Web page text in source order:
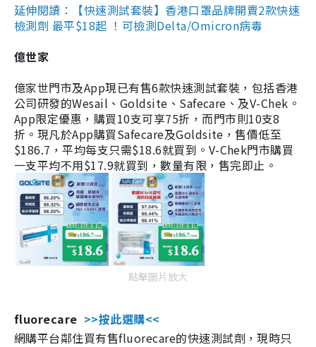
延伸閱讀：【快速測試套裝】香港口罩品牌開賣2款快速
檢測劑 最平$18起 ！可檢測Delta/Omicron病毒
億世家
億家世門市及App現已有售6款快速測試套裝，包括香港
公司研發的Wesail、Goldsite、Safecare、及V-Chek。
App限定優惠，購買10支可享75折，而門市則10支8
折。現凡於App購買Safecare及Goldsite，售價低至
$186.7，平均每支只需$18.6就買到。V-Chek門市購買
一支平均不用$17.9就買到，數量有限，售完即止。
點擊圖片放大
fluorecare >>按此選購<<
網購平台鄰住買有售fluorecare的快速測試劑，現時只